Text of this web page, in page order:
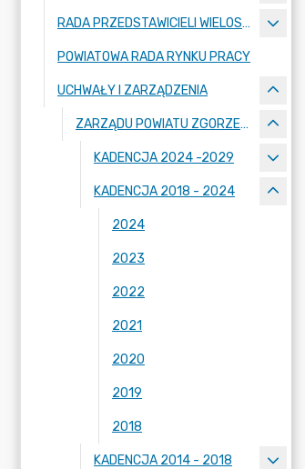
RADA PRZEDSTAWICIELI WIELOSPECJALISTYCZNEGO ZESPOŁU OPIEKI ZDROWOTNEJ "BOLESŁAWIEC-ZGORZELEC" SAMODZIELNEGO PUBLICZNEGO ZAKŁADU OPIEKI ZDROWOTNEJ
POWIATOWA RADA RYNKU PRACY
UCHWAŁY I ZARZĄDZENIA
ZARZĄDU POWIATU ZGORZELECKIEGO
KADENCJA 2024 -2029
KADENCJA 2018 - 2024
2024
2023
2022
2021
2020
2019
2018
KADENCJA 2014 - 2018